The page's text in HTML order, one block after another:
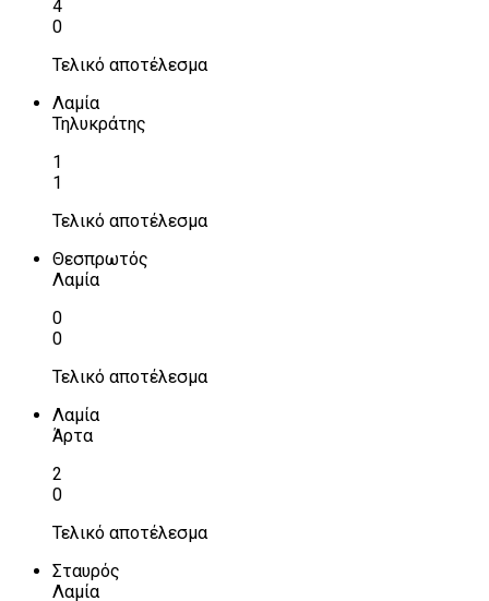
4
0
Τελικό αποτέλεσμα
Λαμία
Τηλυκράτης
1
1
Τελικό αποτέλεσμα
Θεσπρωτός
Λαμία
0
0
Τελικό αποτέλεσμα
Λαμία
Άρτα
2
0
Τελικό αποτέλεσμα
Σταυρός
Λαμία